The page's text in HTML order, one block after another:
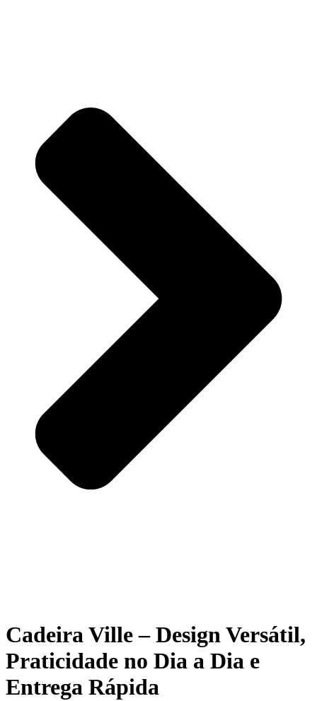
Cadeira Ville – Design Versátil,
Praticidade no Dia a Dia e
Entrega Rápida